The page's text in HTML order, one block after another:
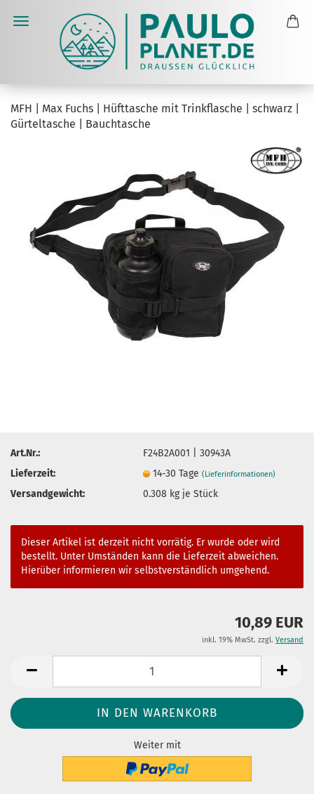
MFH | Max Fuchs | Hüfttasche mit Trinkflasche | schwarz |
Gürteltasche | Bauchtasche
Art.Nr.:
F24B2A001 | 30943A
Lieferzeit:
14-30 Tage(Lieferinformationen)
Versandgewicht: 0.308 kg je Stück
Dieser Artikel ist derzeit nicht vorrätig. Er wurde oder wird
bestellt. Unter Umständen kann die Lieferzeit abweichen.
Hierüber informieren wir selbstverständlich umgehend.
10,89 EUR
inkl. 19% MwSt. zzgl. Versand
Weiter mit